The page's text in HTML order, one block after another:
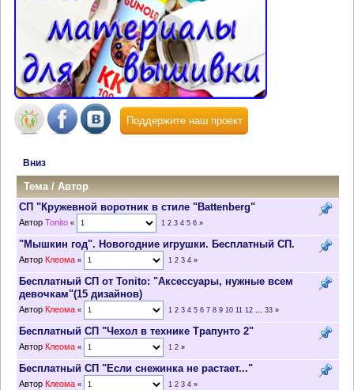
Поддержите наш проект
Вниз
Тема/Автор
СП "Кружевной воротник в стиле "Battenberg"
Автор Tonito « 1 2 3 4 5 6»
"Мышкин год". Новогодние игрушки. Бесплатный СП.
Автор Клеома « 1 2 3 4»
Бесплатный СП от Tonito: "Аксессуары, нужные всем
девочкам"(15 дизайнов)
Автор Клеома « 1 2 3 4 5 6 7 8 9 10 11 12 ... 33»
Бесплатный СП "Чехол в технике Трапунто 2"
Автор Клеома « 1 2»
Бесплатный СП "Если снежинка не растает..."
Автор Клеома « 1 2 3 4»